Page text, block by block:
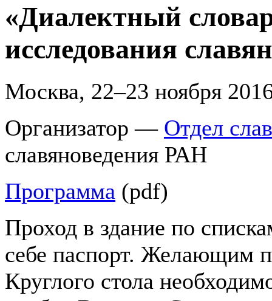
«Диалектный
исследования
Москва, 22–23 ноября
Организатор — Отдел
славяноведения РАН
Программа (pdf)
Проход в здание по
себе паспорт. Желающим
Круглого стола